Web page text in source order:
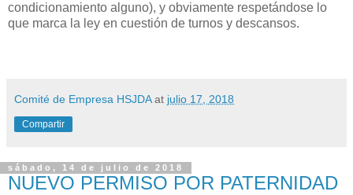
condicionamiento alguno), y obviamente respetándose lo
que marca la ley en cuestión de turnos y descansos.
Comité de Empresa HSJDA at julio 17, 2018
Compartir
sábado, 14 de julio de 2018
NUEVO PERMISO POR PATERNIDAD